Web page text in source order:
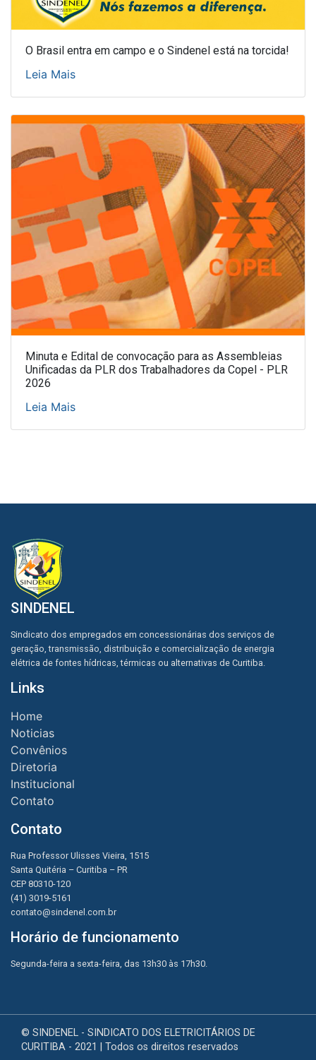
O Brasil entra em campo e o Sindenel está na torcida!
Leia Mais
Minuta e Edital de convocação para as Assembleias
Unificadas da PLR dos Trabalhadores da Copel - PLR
2026
Leia Mais
SINDENEL
Sindicato dos empregados em concessionárias dos serviços de
geração, transmissão, distribuição e comercialização de energia
elétrica de fontes hídricas, térmicas ou alternativas de Curitiba.
Links
Home
Noticias
Convênios
Diretoria
Institucional
Contato
Contato
Rua Professor Ulisses Vieira, 1515
Santa Quitéria – Curitiba – PR
CEP 80310-120
(41) 3019-5161
contato@sindenel.com.br
Horário de funcionamento
Segunda-feira a sexta-feira, das 13h30 às 17h30.
© SINDENEL - SINDICATO DOS ELETRICITÁRIOS DE
CURITIBA - 2021 | Todos os direitos reservados